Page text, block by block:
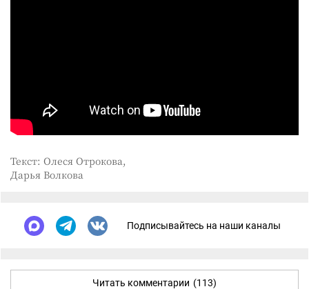
Текст: Олеся Отрокова,
Дарья Волкова
Подписывайтесь на наши каналы
Читать комментарии (113)